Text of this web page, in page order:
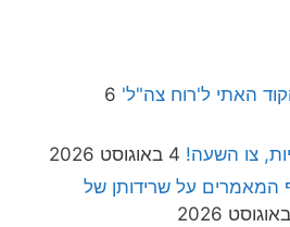
האתי ל'רוח צה"ל' 6
צו השעה! 4 באוגוסט 2026
המאמרים על שרידותן של